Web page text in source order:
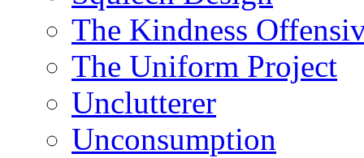
The Kindness
The Uniform Project
Unclutterer
Unconsumption